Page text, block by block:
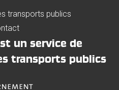
transports publics
un service de
transports publics